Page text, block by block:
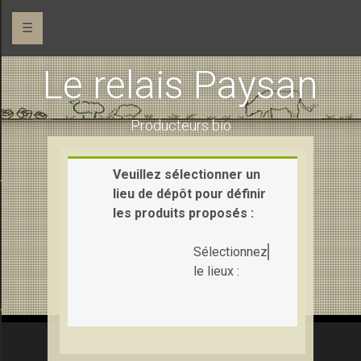
☰
Ferme de la Pihaudaie (pains et gâteaux)
et vache)
Le relais Paysan
Producteurs bio
Veuillez sélectionner un
lieu de dépôt pour définir
les produits proposés :
Sélectionnez
le lieux :